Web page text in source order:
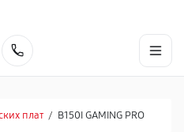
плат / B150I GAMING PRO